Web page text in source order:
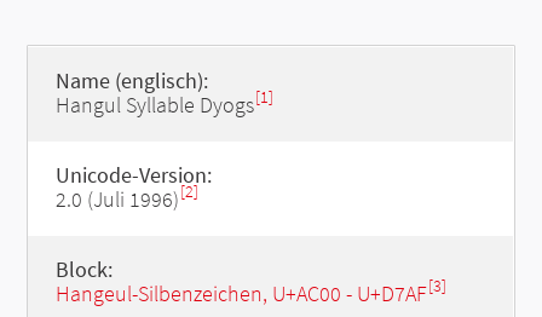
Name (englisch):
Hangul Syllable Dyogs[1]
Unicode-Version:
2.0 (Juli 1996)[2]
Block:
Hangeul-Silbenzeichen, U+AC00 - U+D7AF[3]